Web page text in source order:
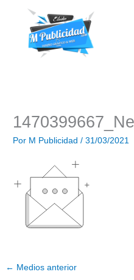
contenido
Por M Publicidad/31/03/2021
← Medios anterior